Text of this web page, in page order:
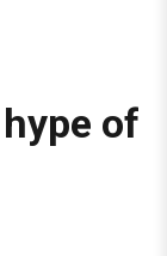
of